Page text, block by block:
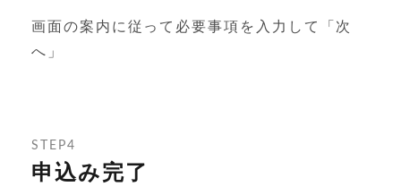
画面の案内に従って必要事項を入力して「次
へ」
STEP4
申込み完了